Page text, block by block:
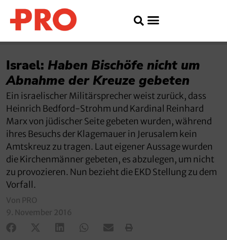
Israel: Haben Bischöfe nicht um
Abnahme der Kreuze gebeten
Ein israelischer Militärsprecher weist zurück, dass
Heinrich Bedford-Strohm und Kardinal Reinhard
Marx von jüdischer Seite gebeten wurden, während
ihres Besuchs der Klagemauer in Jerusalem kein
Amtskreuz zu tragen. Laut eigener Aussage wurden
die Kirchenmänner gebeten, es abzulegen, um nicht
zu provozieren. Nun bezieht die EKD Stellung zu dem
Vorfall.
Von PRO
9. November 2016